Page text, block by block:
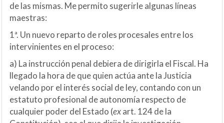
de las mismas. Me permito sugerirle algunas líneas
maestras:
1ª. Un nuevo reparto de roles procesales entre los
intervinientes en el proceso:
a) La instrucción penal debiera de dirigirla el Fiscal. Ha
llegado la hora de que quien actúa ante la Justicia
velando por el interés social de ley, contando con un
estatuto profesional de autonomía respecto de
cualquier poder del Estado (exart. 124 de la